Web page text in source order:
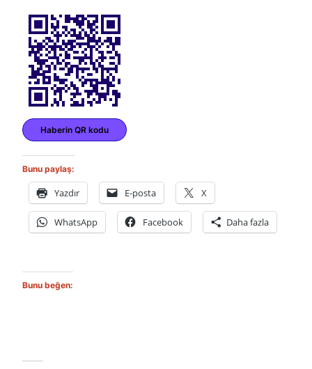
Haberin QR kodu
Bunu paylaş:
Yazdır E-posta X
WhatsApp Facebook Daha fazla
Bunu beğen: